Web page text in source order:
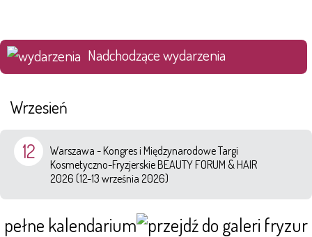
Nadchodzące wydarzenia
Wrzesień
12
Warszawa - Kongres i Międzynarodowe Targi
Kosmetyczno-Fryzjerskie BEAUTY FORUM & HAIR
2026 (12-13 września 2026)
pełne kalendarium